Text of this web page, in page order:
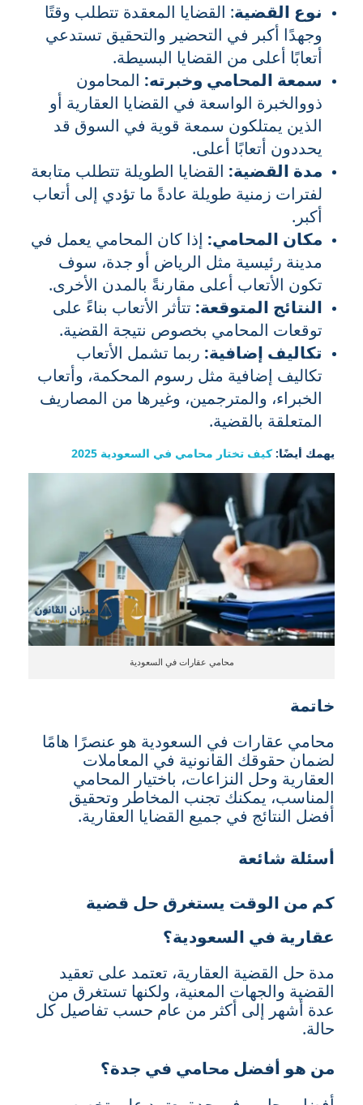
نوع القضية: القضايا المعقدة تتطلب وقتًا
وجهدًا أكبر في التحضير والتحقيق تستدعي
أتعابًا أعلى من القضايا البسيطة.
سمعة المحامي وخبرته: المحامون
ذووالخبرة الواسعة في القضايا العقارية أو
الذين يمتلكون سمعة قوية في السوق قد
يحددون أتعابًا أعلى.
مدة القضية: القضايا الطويلة تتطلب متابعة
لفترات زمنية طويلة عادةً ما تؤدي إلى أتعاب
أكبر.
مكان المحامي: إذا كان المحامي يعمل في
مدينة رئيسية مثل الرياض أو جدة، سوف
تكون الأتعاب أعلى مقارنةً بالمدن الأخرى.
النتائج المتوقعة: تتأثر الأتعاب بناءً على
توقعات المحامي بخصوص نتيجة القضية.
تكاليف إضافية: ربما تشمل الأتعاب
تكاليف إضافية مثل رسوم المحكمة، وأتعاب
الخبراء، والمترجمين، وغيرها من المصاريف
المتعلقة بالقضية.
يهمك أيضًا:كيف تختار محامي في السعودية 2025
محامي عقارات في السعودية
خاتمة
محامي عقارات في السعودية هو عنصرًا هامًا
لضمان حقوقك القانونية في المعاملات
العقارية وحل النزاعات، باختيار المحامي
المناسب، يمكنك تجنب المخاطر وتحقيق
أفضل النتائج في جميع القضايا العقارية.
أسئلة شائعة
كم من الوقت يستغرق حل قضية
عقارية في السعودية؟
مدة حل القضية العقارية، تعتمد على تعقيد
القضية والجهات المعنية، ولكنها تستغرق من
عدة أشهر إلى أكثر من عام حسب تفاصيل كل
حالة.
من هو أفضل محامي في جدة؟